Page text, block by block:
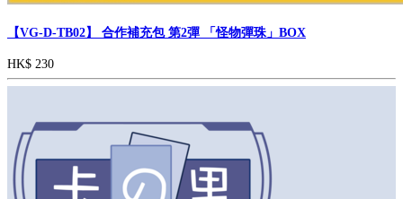
【VG-D-TB02】 合作補充包 第2彈 「怪物彈珠」BOX
HK$ 230